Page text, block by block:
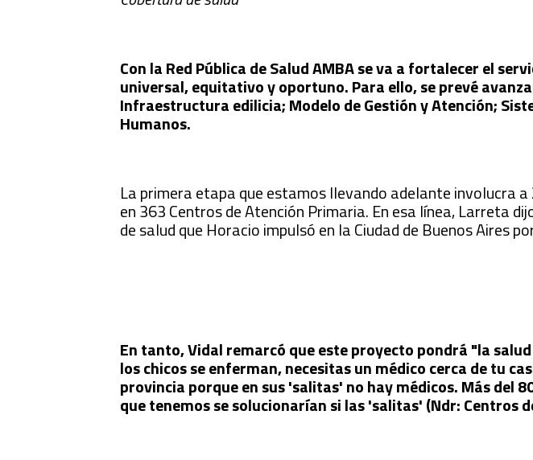
Con la Red Pública de Salud AMBA se va a fortalecer el
universal, equitativo y oportuno. Para ello, se prevé
Infraestructura edilicia; Modelo de Gestión y Atención;
Humanos.
La primera etapa que estamos llevando adelante involucra
en 363 Centros de Atención Primaria. En esa línea, Larreta
de salud que Horacio impulsó en la Ciudad de Buenos Aires
En tanto, Vidal remarcó que este proyecto pondrá "la
los chicos se enferman, necesitas un médico cerca de tu
provincia porque en sus 'salitas' no hay médicos. Más del
que tenemos se solucionarían si las 'salitas' (Ndr: Centros